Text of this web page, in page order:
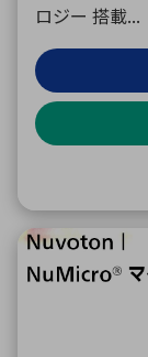
ロジー 搭載...